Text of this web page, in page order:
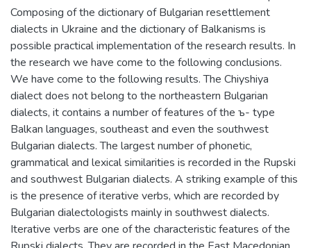
Composing of the dictionary of Bulgarian resettlement
dialects in Ukraine and the dictionary of Balkanisms is
possible practical implementation of the research results. In
the research we have come to the following conclusions.
We have come to the following results. The Chiyshiya
dialect does not belong to the northeastern Bulgarian
dialects, it contains a number of features of the ъ- type
Balkan languages, southeast and even the southwest
Bulgarian dialects. The largest number of phonetic,
grammatical and lexical similarities is recorded in the Rupski
and southwest Bulgarian dialects. A striking example of this
is the presence of iterative verbs, which are recorded by
Bulgarian dialectologists mainly in southwest dialects.
Iterative verbs are one of the characteristic features of the